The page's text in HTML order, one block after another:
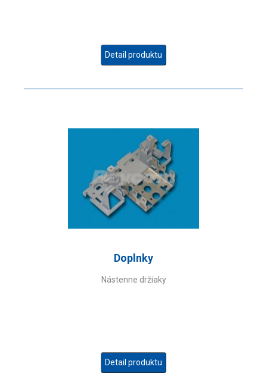
Detail produktu
Doplnky
Nástenne držiaky
Detail produktu